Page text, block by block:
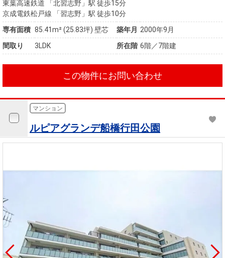
東葉高速鉄道 「北習志野」駅 徒歩15分
京成電鉄松戸線 「習志野」駅 徒歩10分
専有面積 85.41m²(25.83坪) 壁芯 築年月 2000年9月
間取り
3LDK 所在階 6階／7階建
この物件にお問い合わせ
マンション
ルピアグランデ船橋行田公園